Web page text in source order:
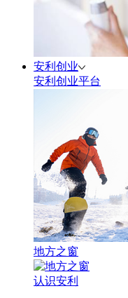
安利创业
安利创业平台
地方之窗
认识安利